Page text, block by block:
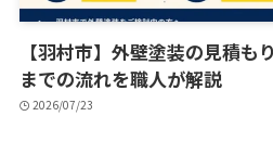
【羽村市】外壁塗装の見積も
までの流れを職人が解説
2026/07/23